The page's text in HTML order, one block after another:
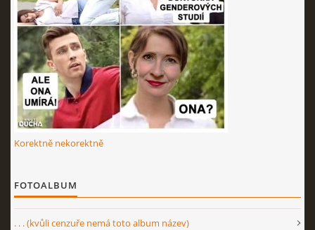
Korektně nekorektně
FOTOALBUM
. . . (kvůli cenzuře nemá toto album název)